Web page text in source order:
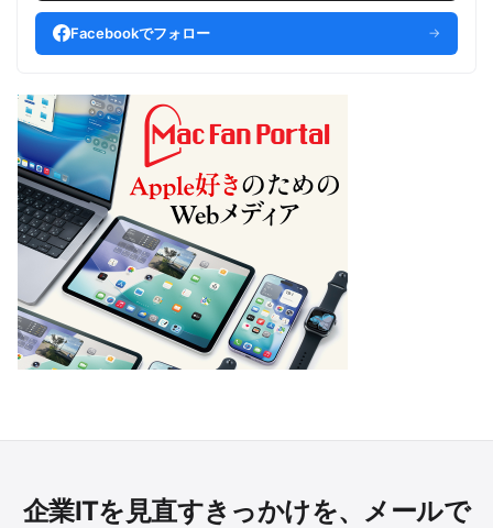
Facebookでフォロー →
企業ITを見直すきっかけを、メールで